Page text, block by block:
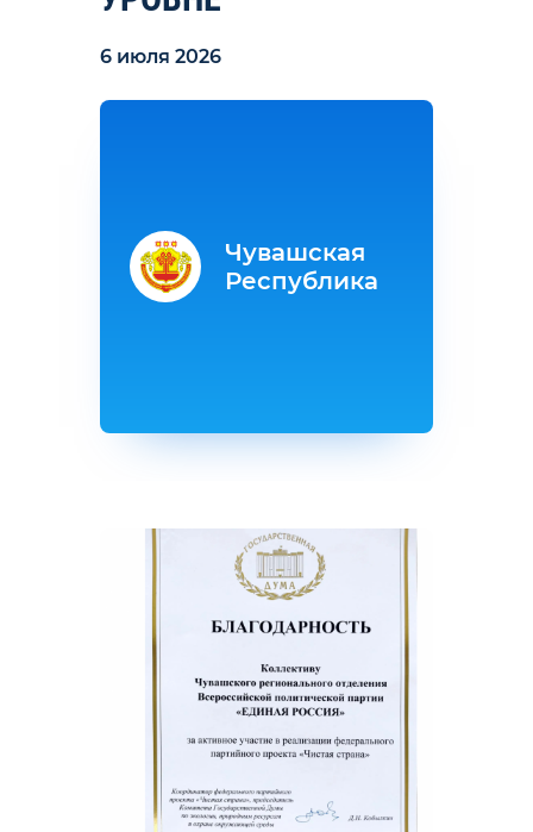
6 июля 2026
Чувашская
Республика